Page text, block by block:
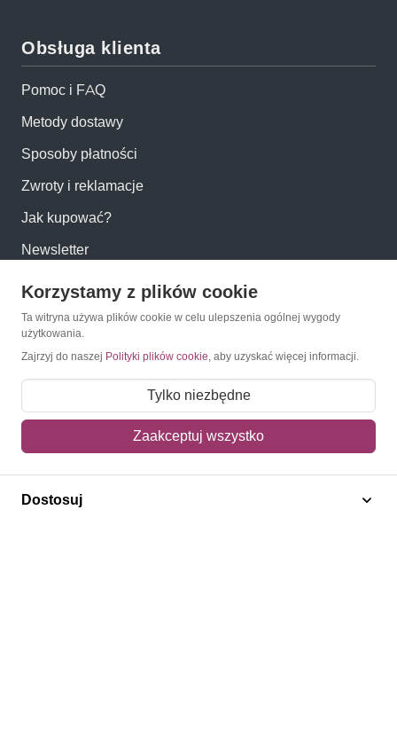
Obsługa klienta
Pomoc i FAQ
Metody dostawy
Sposoby płatności
Zwroty i reklamacje
Jak kupować?
Newsletter
Konto
Moje konto
Moje zamówienia
Mój koszyk
Adres dostawy
Polecamy
Korzystamy z plików cookie
Ta witryna używa plików cookie w celu ulepszenia ogólnej wygody
użytkowania.
Zajrzyj do naszej Polityki plików cookie, aby uzyskać więcej informacji.
Tylko niezbędne
Zaakceptuj wszystko
Dostosuj